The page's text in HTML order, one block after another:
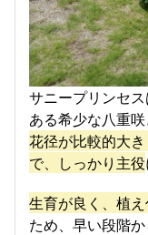
サニープリンセ
ある希少な八重
花径が比較的大
で、しっかり主役
生育が良く、植
ため、早い段階